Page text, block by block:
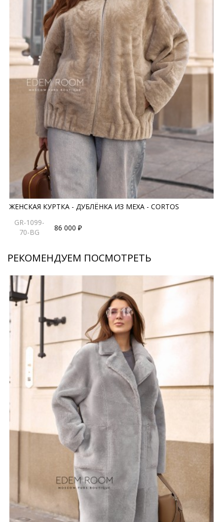
кожей ягненка, создавая ощущение роскоши и уюта.
Для дам с пышными формами предусмотрены большие
размеры. Эта куртка станет идеальным выбором для
тех, кто ценит стиль и комфорт, и хочет выделяться
из толпы с помощью качественной и красивой одежды.
*описание несет информационный характер, состав и
правила ухода могут быть изменены производителем
ЖЕНСКАЯ КУРТКА - ДУБЛЁНКА ИЗ МЕХА - CORTOS
GR-1099-
70-BG
86 000 ₽
РЕКОМЕНДУЕМ ПОСМОТРЕТЬ